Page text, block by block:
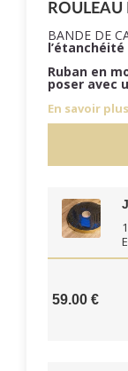
ROULEAU
BANDE DE
l’étanchéité
Ruban en
poser avec
En savoir plus
59.00 €